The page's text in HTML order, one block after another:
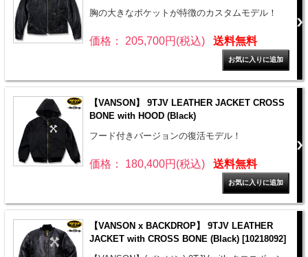
胸の大きなポケットが特徴のカスタムモデル！
価格： 205,700円(税込) 送料無料
【VANSON】 9TJV LEATHER JACKET CROSS
BONE with HOOD (Black)
フード付きバージョンの復活モデル！
価格： 180,400円(税込) 送料無料
【VANSON x BACKDROP】 9TJV LEATHER
JACKET with CROSS BONE (Black) [10218092]